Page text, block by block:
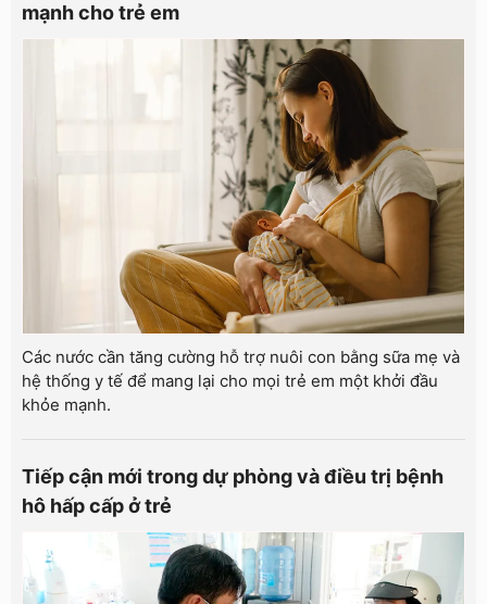
mạnh cho trẻ em
Các nước cần tăng cường hỗ trợ nuôi con bằng sữa mẹ và
hệ thống y tế để mang lại cho mọi trẻ em một khởi đầu
khỏe mạnh.
Tiếp cận mới trong dự phòng và điều trị bệnh
hô hấp cấp ở trẻ